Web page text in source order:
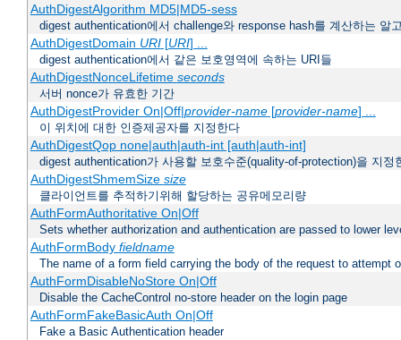
AuthDigestAlgorithm MD5|MD5-sess
digest authentication에서 challenge와 response hash를 계산하는 알
AuthDigestDomain URI[URI] ...
digest authentication에서 같은 보호영역에 속하는 URI들
AuthDigestNonceLifetime seconds
서버 nonce가 유효한 기간
AuthDigestProvider On|Off|provider-name[provider-name] ...
이 위치에 대한 인증제공자를 지정한다
AuthDigestQop none|auth|auth-int [auth|auth-int]
digest authentication가 사용할 보호수준(quality-of-protection)을 지정
AuthDigestShmemSize size
클라이언트를 추적하기위해 할당하는 공유메모리량
AuthFormAuthoritative On|Off
Sets whether authorization and authentication are passed to lower
AuthFormBody fieldname
The name of a form field carrying the body of the request to attempt
AuthFormDisableNoStore On|Off
Disable the CacheControl no-store header on the login page
AuthFormFakeBasicAuth On|Off
Fake a Basic Authentication header